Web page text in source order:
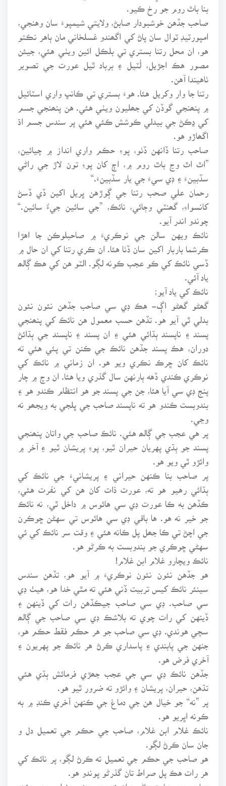
بنا باٿ روم جو رخ ڪيو.
صاحب جڏهن خوشبودار صابڻ، ولايتي شيمپوءَ سان وهنجي،
امپورٽيڊ ٽوال سان پاڻ کي اگھندو غسلخاني مان ٻاهر نڪتو
هو، ان محل رتنا بستري تي بلڪل ائين ويٺي هئي، جيئن
مصور هڪ اجڙيل، لُٽيل ۽ برباد ٿيل عورت جي تصوير
ٺاهيندا آهن.
رتنا جا وار وکريل هئا. هوءَ بستري تي ڪانڀ واري اسٽائيل
۾ پنھنجي گوڏن کي جھليون ويٺي هئي. هن پنھنجي جسم
کي ڍڪڻ جي بيدلي ڪوشش ڪئي هئي پر سندس جسم اڌ
اگھاڙو هو.
صاحب رتنا ڏانهن ڏٺو، پوءِ حڪم واري انداز ۾ چيائين،
”اٿ اٿ وڃ باٿ روم ۾، اڄ کان پوءِ تون لاڙ جي راڻي
سڏبينءَ ۽ ڊي سيءَ جي يار سڏبينءَ.“
رحمان علي صحب رتنا جي ڳوڙهن ڀريل اکين ڏي ڏسڻ
کانسواءِ، گھنٽي وڄائي، نائڪ، ”جي سائين جيءٌ سائين.“
چوندو اندر آيو.
نائڪ ويهن سالن جي نوڪريءَ ۾ صاحبلوڪن جا اهڙا
ڪرشما باربار اکين سان ڏٺا هئا. ان ڪري رتنا کي ان حال ۾
ڏسي نائڪ کي ڪو عجب ڪونه لڳو. الٽو هن کي هڪ ڳالھ
ياد آئي.
نائڪ کي ياد آيو؛
گھڻو گھڻو اڳ- هڪ ڊي سي صاحب جڏهن نئون نئون
بدلي ٿي آيو هو. تڏهن حسب معمول هن نائڪ کي پنھنجي
پسند ۽ ناپسند ٻڌائي هئي ۽ ان پسند ۽ ناپسند جي ٻڌائڻ
دوران، هڪ پسند جڏهن نائڪ جي ڪنن تي پئي هئي ته
نائڪ کان ڇرڪ نڪري ويو هو. ان زماني ۾ نائڪ کي
نوڪري ڪندي ڏهه ٻارنهن سال گذري ويا هئا. ان وچ ۾ چار
پنج ڊي سي آيا هئا، جن جي پسند جو هو انتظام ڪندو هو ۽
بندوبست ڪندو هو ته ناپسند صاحب جي ڀلجي به ويجھو نه
پر هي عجب جي ڳالھ هئي. نائڪ صاحب جي واتان پنھنجي
پسند جو ٻڌي پهريان حيران ٿيو، پوءِ پريشان ٿيو ۽ آخر ۾
وائڙو ٿي ويو هو.
پر صاحب بنا ڪنهن حيراني ۽ پريشانيءَ جي نائڪ کي
ٻڌائي رهيو هو ته، عورت ذات کان هن کي نفرت هئي،
ڪڏهن به ڪا عورت ڊي سي هائوس ۾ داخل ٿي، نه نائڪ
جو خير نه هو. ها باقي ڊي سي هائوس تي سهڻن ڇوڪرن
جي اچڻ تي ڪا جھل پل ڪانه هئي ۽ وقت سر نائڪ کي ئي
سهڻي ڇوڪري جو بندوبست به ڪرڻو هو.
نائڪ ويچارو غلام ابن غلام!
هو جڏهن نئون نئون نوڪريءَ ۾ آيو هو، تڏهن سندس
سينئر نائڪ کيس تربيت ڏني هئي ته مٿي خدا هو، هيٺ ڊي
سي صاحب. ڊي سي صاحب جيڪڏهن رات کي ڏينهن ۽
ڏينهن کي رات چوي ته بلاشڪ ڊي سي صاحب جي ڳالھ
سچي هوندي. ڊي سي صاحب جو هر حڪم فقط حڪم هو،
جنهن جي پابندي ۽ پاسداري ڪرڻ هر نائڪ جو پهريون ۽
آخري فرض هو.
جڏهن نائڪ ڊي سي جي عجب جھڙي فرمائش ٻڌي هئي
تڌهن، حيران، پريشان ۽ وائڙو ته ضرور ٿيو هو.
پر ”نه“ جو خيال هن جي دماغ جي ڪنهن آخري ڪنڊ ۾ به
ڪونه اڀريو هو.
نائڪ غلام ابن غلام، صاحب جي حڪم جي تعميل دل و
جان سان ڪرڻ لڳو.
هو صاحب جي حڪم جي تعميل ته ڪرڻ لڳو، پر نائڪ کي
هر رات هڪ پل صراط تان گذرڻو پوندو هو.
صاحب جي عادت هاڻي راز نه رهي هئي. ضلعي جي ڪنڊ